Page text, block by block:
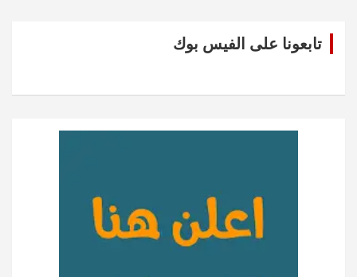
تابعونا على الفيس بوك